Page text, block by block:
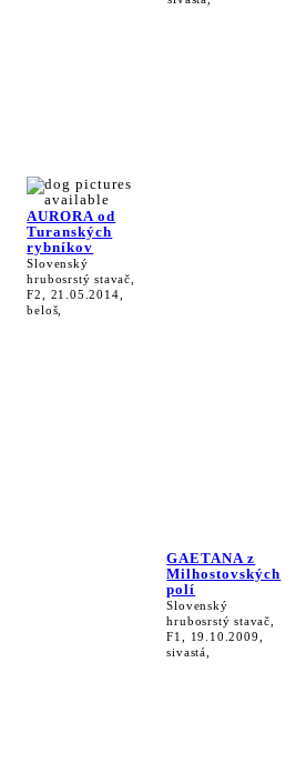
AURORA od
Turanských
rybníkov
Slovenský
hrubosrstý stavač,
F2, 21.05.2014,
beloš,
GAETANA z
Milhostovských
polí
Slovenský
hrubosrstý stavač,
F1, 19.10.2009,
sivastá,